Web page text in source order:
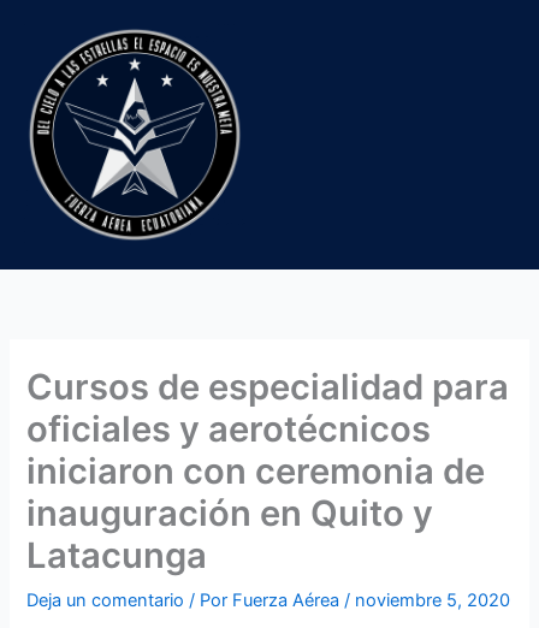
contenido
Cursos de especialidad para
oficiales y aerotécnicos
iniciaron con ceremonia de
inauguración en Quito y
Latacunga
Deja un comentario / Por Fuerza Aérea/ noviembre 5, 2020